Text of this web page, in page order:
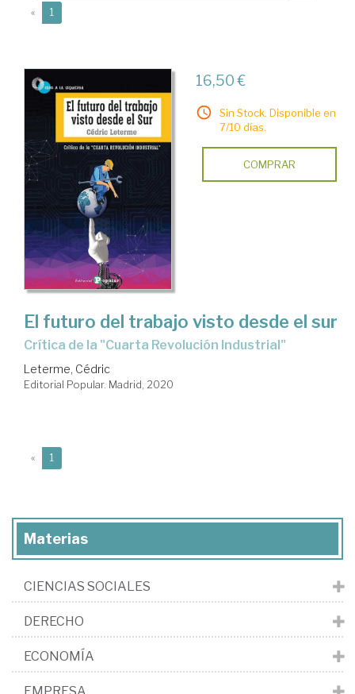
« 1
16,50 €
Sin Stock. Disponible en
7/10 días.
COMPRAR
El futuro del trabajo visto desde el sur
crítica de la "Cuarta Revolución Industrial"
Leterme, Cédric
Editorial Popular. Madrid, 2020
« 1
Materias
CIENCIAS SOCIALES
DERECHO
ECONOMÍA